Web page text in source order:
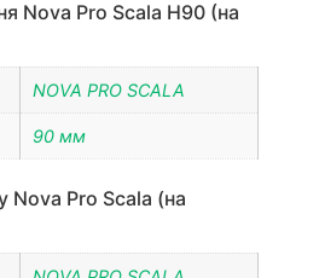
Nova Pro Scala H90 (на
NOVA PRO SCALA
90 мм
Nova Pro Scala (на